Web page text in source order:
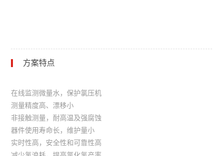
方案特点
在线监测微量水，保护氯压机
测量精度高、漂移小
非接触测量，耐高温及强腐蚀
器件使用寿命长，维护量小
实时性高，安全性和可靠性高